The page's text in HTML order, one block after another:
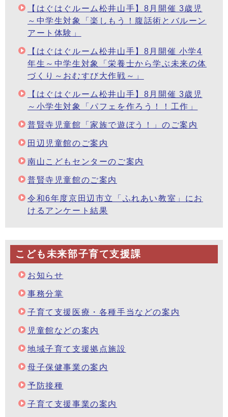
【はぐはぐルーム松井山手】8月開催 3歳児
～中学生対象「楽しもう！腹話術とバルーン
アート体験」
【はぐはぐルーム松井山手】8月開催 小学4
年生～中学生対象「栄養士から学ぶ未来の体
づくり～おむすび大作戦～」
【はぐはぐルーム松井山手】8月開催 3歳児
～小学生対象「パフェを作ろう！！工作」
普賢寺児童館「家族で遊ぼう！」のご案内
田辺児童館のご案内
南山こどもセンターのご案内
普賢寺児童館のご案内
令和6年度京田辺市立「ふれあい教室」にお
けるアンケート結果
こども未来部子育て支援課
お知らせ
事務分掌
子育て支援医療・各種手当などの案内
児童館などの案内
地域子育て支援拠点施設
母子保健事業の案内
予防接種
子育て支援事業の案内